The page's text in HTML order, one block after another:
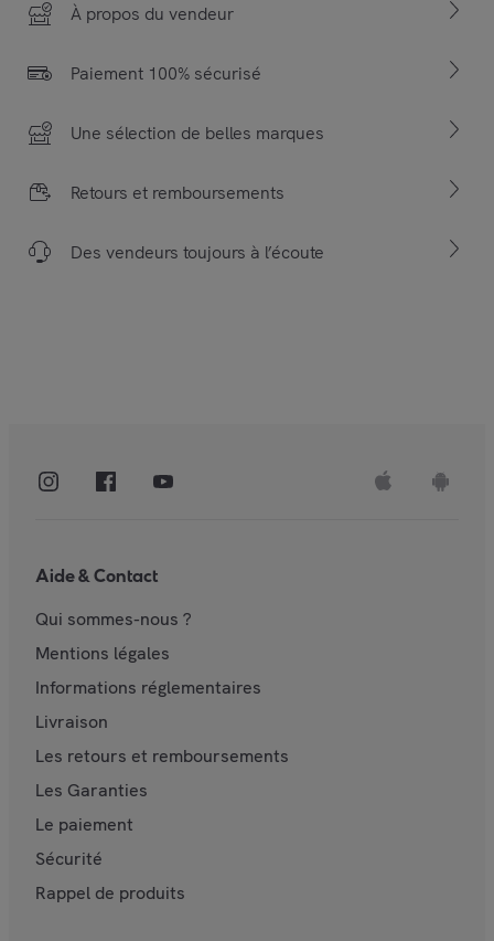
À propos du vendeur
Paiement 100% sécurisé
Une sélection de belles marques
Retours et remboursements
Des vendeurs toujours à l’écoute
Aide & Contact
Qui sommes-nous ?
Mentions légales
Informations réglementaires
Livraison
Les retours et remboursements
Les Garanties
Le paiement
Sécurité
Rappel de produits